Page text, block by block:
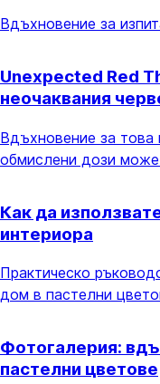
Вдъхновение за
Unexpected Red
неочаквания
Вдъхновение за това
обмислени дози
Как да
интериора
Практическо
дом в пастелни
Фотогалерия:
пастелни цветове